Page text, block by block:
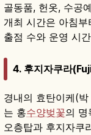
골동품, 헌옷, 수공
개최 시간은 아침
출점 수와 운영 시
4. 후지자쿠라
경내의 효탄이케(
는 홍수양벚꽃의 명
오층탑과 후지자쿠